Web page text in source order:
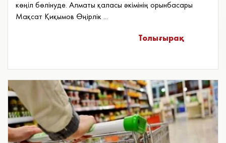
көңіл бөлінуде. Алматы қаласы әкімінің орынбасары
Мақсат Қиқымов Өңірлік ...
Толығырақ